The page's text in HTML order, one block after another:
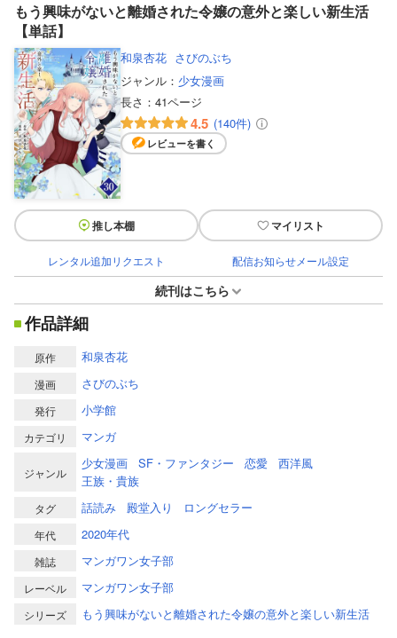
もう興味がないと離婚された令嬢の意外と楽しい新生活
【単話】
和泉杏花 さびのぶち
ジャンル： 少女漫画
長さ： 41ページ
4.5 (140件)
レビューを書く
推し本棚 マイリスト
レンタル追加リクエスト 配信お知らせメール設定
続刊はこちら
作品詳細
原作 和泉杏花
漫画 さびのぶち
発行 小学館
カテゴリ マンガ
ジャンル
少女漫画 SF・ファンタジー 恋愛
西洋風
王族・貴族
タグ 話読み 殿堂入り ロングセラー
年代 2020年代
雑誌 マンガワン女子部
レーベル マンガワン女子部
シリーズ
もう興味がないと離婚された令嬢の意外と楽しい新生活